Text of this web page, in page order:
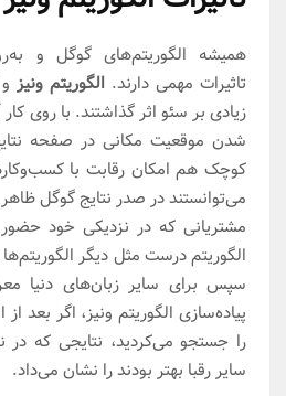
همیشه الگوریتم‌های گوگل و
تاثیرات مهمی دارند. الگوریتم ونیز
زیادی بر سئو اثر گذاشتند. با روی
شدن موقعیت‌ مکانی در صفحه
کوچک هم امکان رقابت با
می‌توانستند در صدر نتایج گوگل ظاهر
مشتریانی که در نزدیکی خود
الگوریتم درست مثل دیگر الگوریتم‌ها
سپس برای سایر زبان‌های دنیا
پیاده‌سازی الگوریتم ونیز، اگر بعد
را جستجو می‌کردید، نتایجی که
سایر رقبا بهتر بودند را نشان می‌داد.